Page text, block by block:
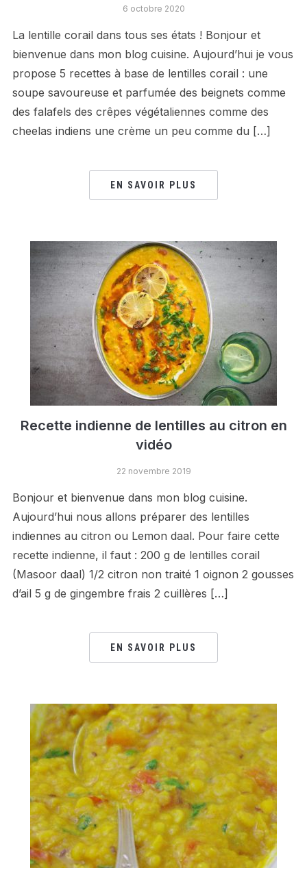
6 octobre 2020
La lentille corail dans tous ses états ! Bonjour et
bienvenue dans mon blog cuisine. Aujourd’hui je vous
propose 5 recettes à base de lentilles corail : une
soupe savoureuse et parfumée des beignets comme
des falafels des crêpes végétaliennes comme des
cheelas indiens une crème un peu comme du […]
EN SAVOIR PLUS
Recette indienne de lentilles au citron en
vidéo
22 novembre 2019
Bonjour et bienvenue dans mon blog cuisine.
Aujourd’hui nous allons préparer des lentilles
indiennes au citron ou Lemon daal. Pour faire cette
recette indienne, il faut : 200 g de lentilles corail
(Masoor daal) 1/2 citron non traité 1 oignon 2 gousses
d’ail 5 g de gingembre frais 2 cuillères […]
EN SAVOIR PLUS